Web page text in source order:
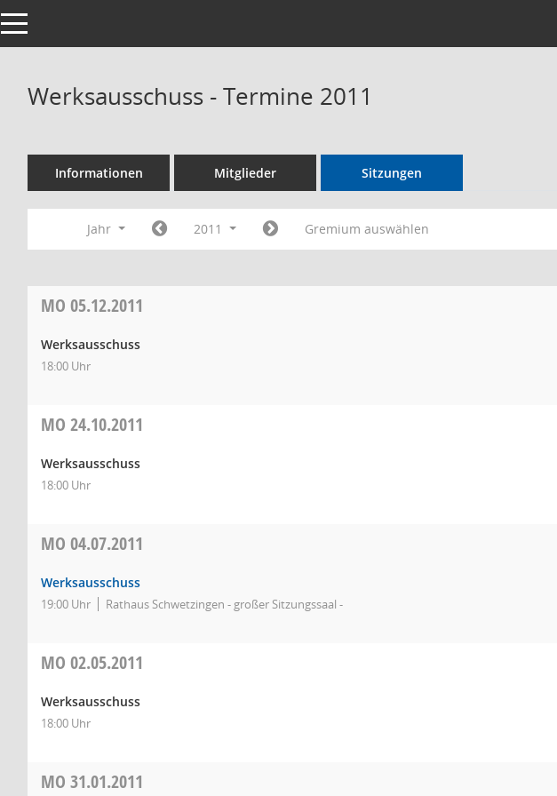
Toggle navigation
Werksausschuss - Termine 2011
Informationen Mitglieder Sitzungen
Jahr 2011 Gremium auswählen
MO 05.12.2011
Werksausschuss
18:00 Uhr
MO 24.10.2011
Werksausschuss
18:00 Uhr
MO 04.07.2011
Werksausschuss
19:00 Uhr Rathaus Schwetzingen - großer Sitzungssaal -
MO 02.05.2011
Werksausschuss
18:00 Uhr
MO 31.01.2011